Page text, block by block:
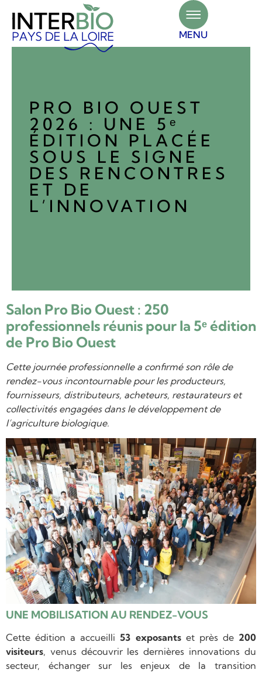
MENU
PRO BIO OUEST
2026 : UNE 5ᵉ
ÉDITION PLACÉE
SOUS LE SIGNE
DES RENCONTRES
ET DE
L’INNOVATION
Salon Pro Bio Ouest : 250
professionnels réunis pour la 5ᵉ édition
de Pro Bio Ouest
Cette journée professionnelle a confirmé son rôle de
rendez-vous incontournable pour les producteurs,
fournisseurs, distributeurs, acheteurs, restaurateurs et
collectivités engagées dans le développement de
l’agriculture biologique.
UNE MOBILISATION AU RENDEZ-VOUS
Cette édition a accueilli53 exposantset près de 200
visiteurs, venus découvrir les dernières innovations du
secteur, échanger sur les enjeux de la transition
Panneau de gestion des cookies